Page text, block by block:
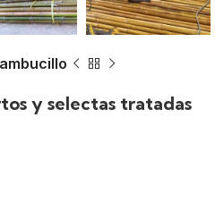
y selectas tratadas